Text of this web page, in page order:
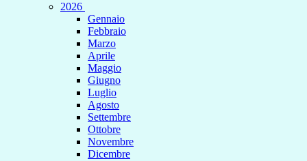
2026
Gennaio
Febbraio
Marzo
Aprile
Maggio
Giugno
Luglio
Agosto
Settembre
Ottobre
Novembre
Dicembre